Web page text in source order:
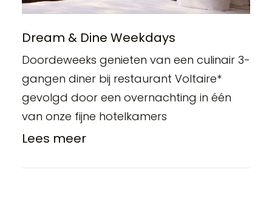
Dream & Dine Weekdays
Doordeweeks genieten van een culinair 3-
gangen diner bij restaurant Voltaire*
gevolgd door een overnachting in één
van onze fijne hotelkamers
Lees meer